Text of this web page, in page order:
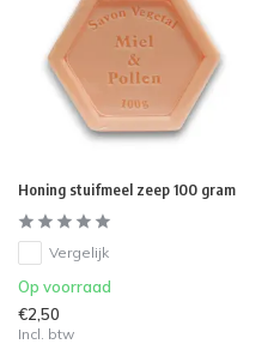
Honing stuifmeel zeep 100 gram
Vergelijk
Op voorraad
€2,50
Incl. btw